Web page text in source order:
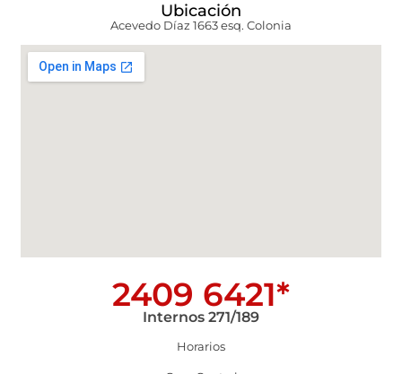
Ubicación
Acevedo Díaz 1663 esq. Colonia
2409 6421*
Internos 271/189
Horarios